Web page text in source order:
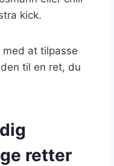
kick.
at tilpasse
til en ret, du
retter